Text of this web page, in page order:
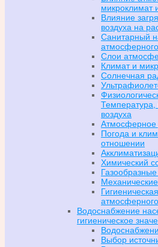
микроклимат
Влияние
воздуха на
Санитарный
Слои
Климат и
Солнечная
Температура,
воздуха
Атмосферное
Погода и
отношении
Химический
Водоснабжение
гигиеническое
Выбор